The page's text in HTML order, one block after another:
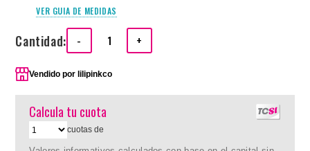
VER GUIA DE MEDIDAS
Cantidad: - +
Vendido porlilipinkco
Calcula tu cuota
cuotas de